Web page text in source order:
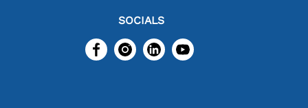
SOCIALS